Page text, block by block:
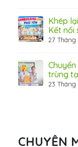
Khép
Kết nối
27 Tháng
trùng
23 Tháng
CHUYÊN